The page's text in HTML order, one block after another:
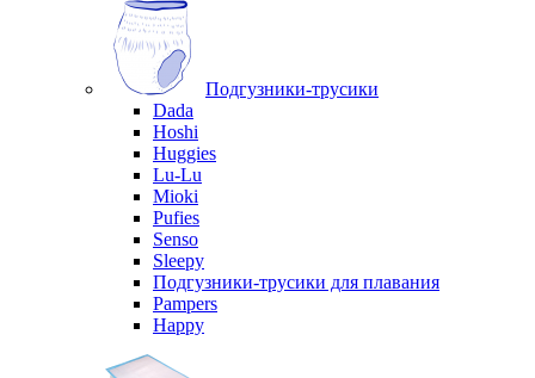
Подгузники-трусики
Dada
Hoshi
Huggies
Lu-Lu
Mioki
Pufies
Senso
Sleepy
Подгузники-трусики для плавания
Pampers
Happy